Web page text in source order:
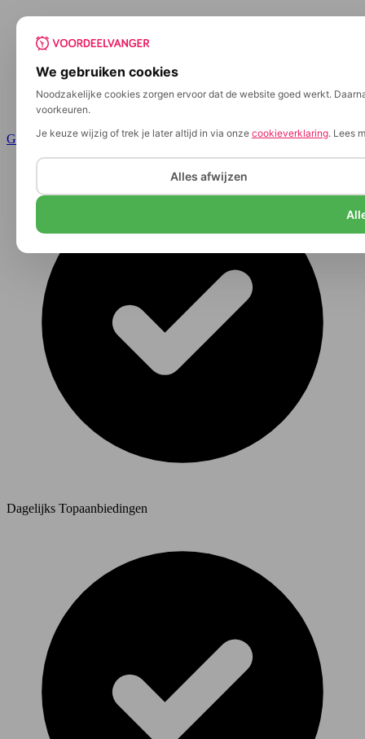
We gebruiken cookies
Noodzakelijke cookies zorgen ervoor dat de website goed werkt.
voorkeuren.
Je keuze wijzig of trek je later altijd in via onze cookieverklaring. Lees
Alles afwijzen
Ga naar de inhoud
Dagelijks Topaanbiedingen